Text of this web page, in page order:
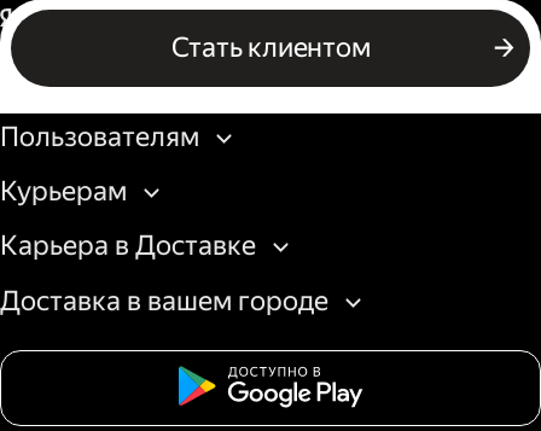
Стать клиентом
Россия
Бизнесу
Пользователям
Курьерам
Карьера в Доставке
Доставка в вашем городе